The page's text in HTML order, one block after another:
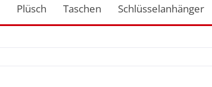
Plüsch Taschen Schlüsselanhänger